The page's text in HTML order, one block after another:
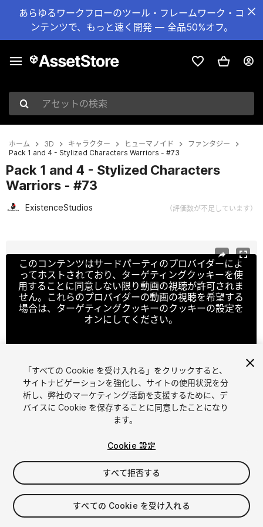
あらゆるワークフローのツール・フレームワーク・コ
ンテンツで、もっと速く開発 — 全品50%オフ。
アセットの検索
ホーム 3D キャラクター ヒューマノイド
ファンタジー
Pack 1 and 4 - Stylized Characters Warriors - #73
Pack 1 and 4 - Stylized Characters
Warriors - #73
ExistenceStudios （評価数が不足しています）
このコンテンツはサードパーティのプロバイダーによ
ってホストされており、ターゲティングクッキーを使
用することに同意しない限り動画の視聴が許可されま
せん。これらのプロバイダーの動画の視聴を希望する
場合は、ターゲティングクッキーのクッキーの設定を
オンにしてください。
クッキーの設定
1/19
$149.99
消費税は決済時に計算されます
「すべての Cookie を受け入れる」をクリックすると、
サイトナビゲーションを強化し、サイトの使用状況を分
析し、弊社のマーケティング活動を支援するために、デ
バイスに Cookie を保存することに同意したことになり
ます。
Cookie 設定
すべて拒否する
すべての Cookie を受け入れる